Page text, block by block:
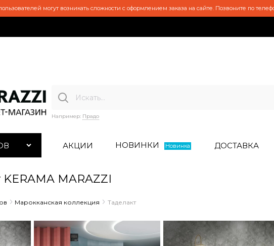
могут возникать сложности с оформлением заказа на сайте. Позвоните по
Например: Прадо
АКЦИИ НОВИНКИ Новинка ДОСТАВКА
MARAZZI
Марокканская коллекция Таделакт